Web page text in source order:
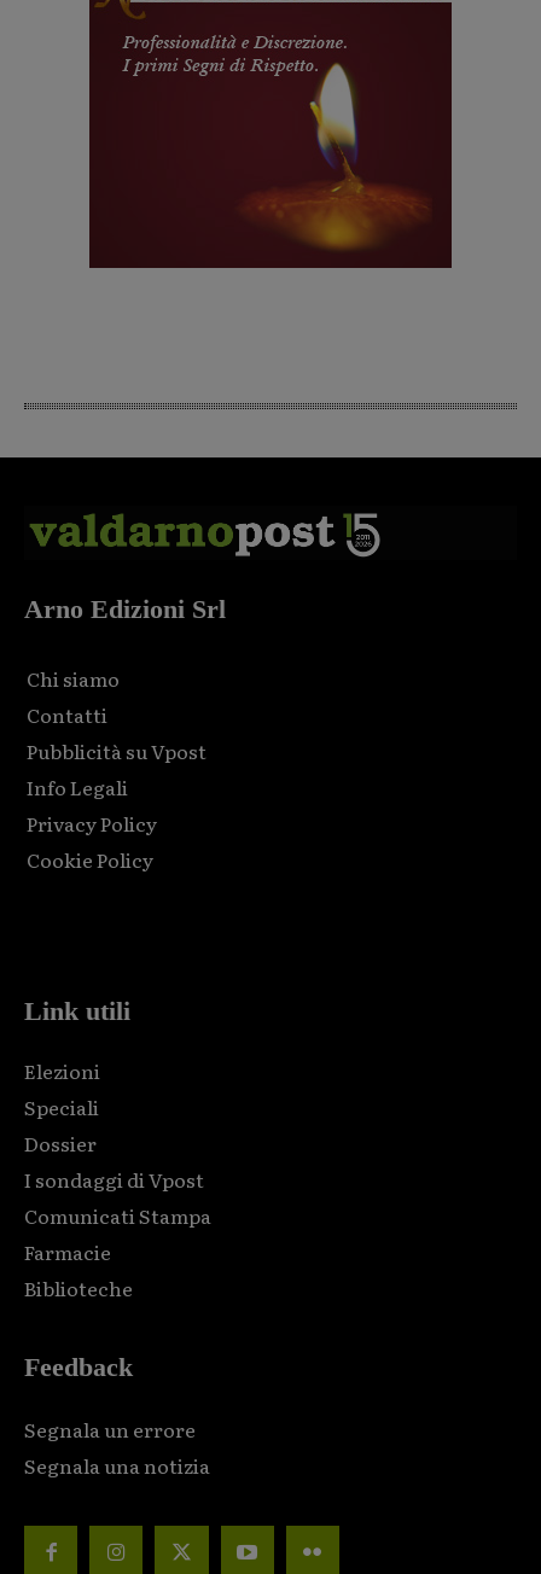
Arno Edizioni Srl
Chi siamo
Contatti
Pubblicità su Vpost
Info Legali
Privacy Policy
Cookie Policy
Link utili
Elezioni
Speciali
Dossier
I sondaggi di Vpost
Comunicati Stampa
Farmacie
Biblioteche
Feedback
Segnala un errore
Segnala una notizia